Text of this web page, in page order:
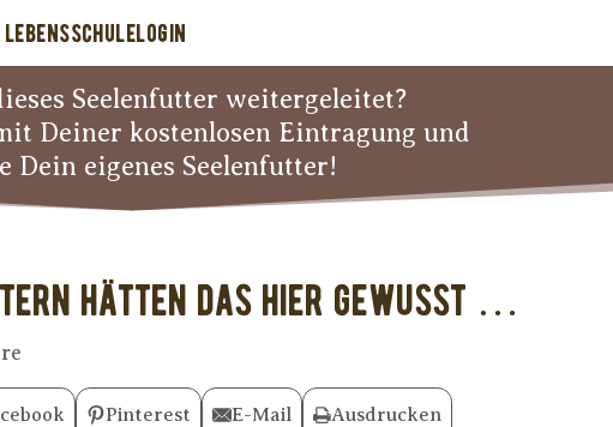
LOGIN
Seelenfutter weitergeleitet?
Deiner kostenlosen Eintragung und
Dein eigenes Seelenfutter!
hätten das hier gewusst …
Pinterest E-Mail Ausdrucken